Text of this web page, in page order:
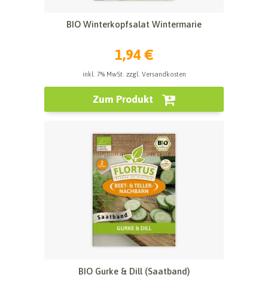
BIO Winterkopfsalat Wintermarie
1,94 €
inkl. 7% MwSt. zzgl. Versandkosten
Zum Produkt
BIO Gurke & Dill (Saatband)